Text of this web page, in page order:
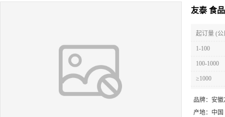
友泰 食
起订量 (公
1-100
100-1000
≥1000
品牌： 安徽
产地： 中国